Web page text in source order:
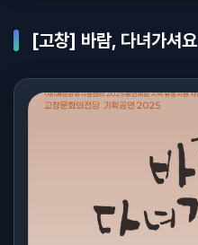
[고창] 바람, 다녀가셔요